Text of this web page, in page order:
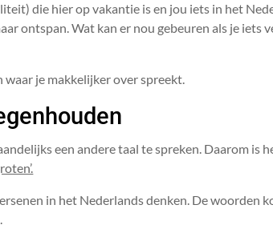
die hier op vakantie is en jou iets in het
ontspan. Wat kan er nou gebeuren als je iets
waar je makkelijker over spreekt.
een andere taal te spreken. Daarom is
in het Nederlands denken. De woorden